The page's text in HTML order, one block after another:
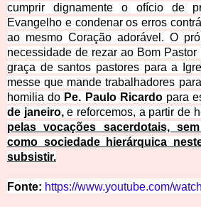
cumprir dignamente o ofício de
Evangelho e condenar os erros
ao mesmo Coração adorável. O
necessidade de rezar ao Bom
graça de santos pastores para a
messe que mande trabalhadores
homilia do Pe. Paulo Ricardo para
de janeiro, e reforcemos, a partir de
pelas vocações sacerdotais,
como sociedade hierárquica
subsistir.
Fonte: https://www.youtube.com/